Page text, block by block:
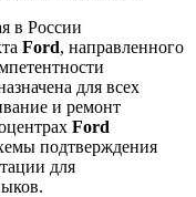
в России
Ford, направленного
для всех
и ремонт
Ford
подтверждения
для